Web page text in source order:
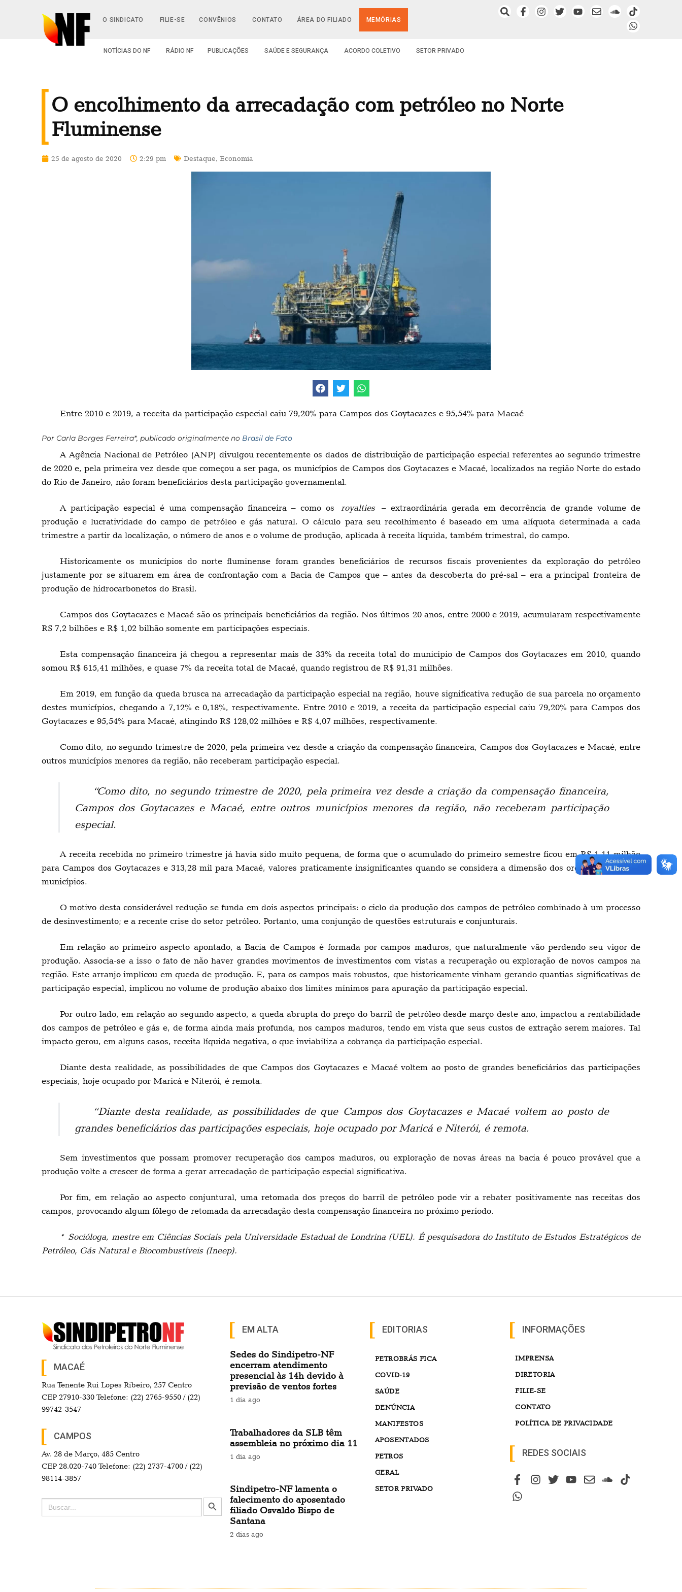
O SINDICATO FILIE-SE CONVÊNIOS CONTATO ÁREA DO FILIADO MEMÓRIAS
NOTÍCIAS DO NF RÁDIO NF PUBLICAÇÕES SAÚDE E SEGURANÇA ACORDO COLETIVO SETOR PRIVADO
O encolhimento da arrecadação com petróleo no Norte
Fluminense
25 de agosto de 2020 2:29 pm Destaque, Economia
Entre 2010 e 2019, a receita da participação especial caiu 79,20% para Campos dos Goytacazes e 95,54% para Macaé
Por Carla Borges Ferreira*, publicado originalmente no Brasil de Fato
A Agência Nacional de Petróleo (ANP) divulgou recentemente os dados de distribuição de participação especial referentes ao segundo trimestre
de 2020 e, pela primeira vez desde que começou a ser paga, os municípios de Campos dos Goytacazes e Macaé, localizados na região Norte do estado
do Rio de Janeiro, não foram beneficiários desta participação governamental.
A participação especial é uma compensação financeira – como os royalties– extraordinária gerada em decorrência de grande volume de
produção e lucratividade do campo de petróleo e gás natural. O cálculo para seu recolhimento é baseado em uma alíquota determinada a cada
trimestre a partir da localização, o número de anos e o volume de produção, aplicada à receita líquida, também trimestral, do campo.
Historicamente os municípios do norte fluminense foram grandes beneficiários de recursos fiscais provenientes da exploração do petróleo
justamente por se situarem em área de confrontação com a Bacia de Campos que – antes da descoberta do pré-sal – era a principal fronteira de
produção de hidrocarbonetos do Brasil.
Campos dos Goytacazes e Macaé são os principais beneficiários da região. Nos últimos 20 anos, entre 2000 e 2019, acumularam respectivamente
R$ 7,2 bilhões e R$ 1,02 bilhão somente em participações especiais.
Esta compensação financeira já chegou a representar mais de 33% da receita total do município de Campos dos Goytacazes em 2010, quando
somou R$ 615,41 milhões, e quase 7% da receita total de Macaé, quando registrou de R$ 91,31 milhões.
Em 2019, em função da queda brusca na arrecadação da participação especial na região, houve significativa redução de sua parcela no orçamento
destes municípios, chegando a 7,12% e 0,18%, respectivamente. Entre 2010 e 2019, a receita da participação especial caiu 79,20% para Campos dos
Goytacazes e 95,54% para Macaé, atingindo R$ 128,02 milhões e R$ 4,07 milhões, respectivamente.
Como dito, no segundo trimestre de 2020, pela primeira vez desde a criação da compensação financeira, Campos dos Goytacazes e Macaé, entre
outros municípios menores da região, não receberam participação especial.
“Como dito, no segundo trimestre de 2020, pela primeira vez desde a criação da compensação financeira,
Campos dos Goytacazes e Macaé, entre outros municípios menores da região, não receberam participação
especial.
A receita recebida no primeiro trimestre já havia sido muito pequena, de forma que o acumulado do primeiro semestre ficou em R$ 1,11 milhão
para Campos dos Goytacazes e 313,28 mil para Macaé, valores praticamente insignificantes quando se considera a dimensão dos orçamentos destes
municípios.
O motivo desta considerável redução se funda em dois aspectos principais: o ciclo da produção dos campos de petróleo combinado à um processo
de desinvestimento; e a recente crise do setor petróleo. Portanto, uma conjunção de questões estruturais e conjunturais.
Em relação ao primeiro aspecto apontado, a Bacia de Campos é formada por campos maduros, que naturalmente vão perdendo seu vigor de
produção. Associa-se a isso o fato de não haver grandes movimentos de investimentos com vistas a recuperação ou exploração de novos campos na
região. Este arranjo implicou em queda de produção. E, para os campos mais robustos, que historicamente vinham gerando quantias significativas de
participação especial, implicou no volume de produção abaixo dos limites mínimos para apuração da participação especial.
Por outro lado, em relação ao segundo aspecto, a queda abrupta do preço do barril de petróleo desde março deste ano, impactou a rentabilidade
dos campos de petróleo e gás e, de forma ainda mais profunda, nos campos maduros, tendo em vista que seus custos de extração serem maiores. Tal
impacto gerou, em alguns casos, receita líquida negativa, o que inviabiliza a cobrança da participação especial.
Diante desta realidade, as possibilidades de que Campos dos Goytacazes e Macaé voltem ao posto de grandes beneficiários das participações
especiais, hoje ocupado por Maricá e Niterói, é remota.
“Diante desta realidade, as possibilidades de que Campos dos Goytacazes e Macaé voltem ao posto de
grandes beneficiários das participações especiais, hoje ocupado por Maricá e Niterói, é remota.
Sem investimentos que possam promover recuperação dos campos maduros, ou exploração de novas áreas na bacia é pouco provável que a
produção volte a crescer de forma a gerar arrecadação de participação especial significativa.
Por fim, em relação ao aspecto conjuntural, uma retomada dos preços do barril de petróleo pode vir a rebater positivamente nas receitas dos
campos, provocando algum fôlego de retomada da arrecadação desta compensação financeira no próximo período.
*Socióloga, mestre em Ciências Sociais pela Universidade Estadual de Londrina (UEL). É pesquisadora do Instituto de Estudos Estratégicos de
Petróleo, Gás Natural e Biocombustíveis (Ineep).
MACAÉ
Rua Tenente Rui Lopes Ribeiro, 257 Centro
CEP 27910-330 Telefone: (22) 2765-9550 / (22)
99742-3547
CAMPOS
Av. 28 de Março, 485 Centro
CEP 28.020-740 Telefone: (22) 2737-4700 / (22)
98114-3857
Search
for:
Search Button
EM ALTA
Sedes do Sindipetro-NF
encerram atendimento
presencial às 14h devido à
previsão de ventos fortes
1 dia ago
Trabalhadores da SLB têm
assembleia no próximo dia 11
1 dia ago
Sindipetro-NF lamenta o
falecimento do aposentado
filiado Osvaldo Bispo de
Santana
2 dias ago
EDITORIAS
PETROBRÁS FICA
COVID-19
SAÚDE
DENÚNCIA
MANIFESTOS
APOSENTADOS
PETROS
GERAL
SETOR PRIVADO
INFORMAÇÕES
IMPRENSA
DIRETORIA
FILIE-SE
CONTATO
POLÍTICA DE PRIVACIDADE
REDES SOCIAIS